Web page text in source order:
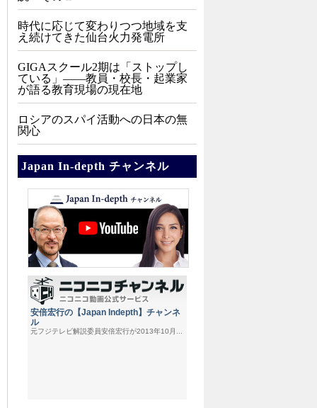
時代に応じて変わりつつ地域を支
え続けてきた仙台火力発電所
GIGAスクール2期は「ストップし
ている」——教員・校長・起業家
が語る教育現場の現在地
ロシアのスパイ活動への日本の無
関心
Japan In-depth チャンネル